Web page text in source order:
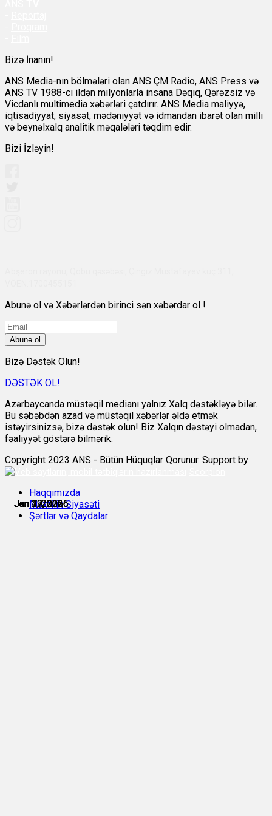
Jan 1, 2026
Jan 4, 2026
Jan 7, 2026
Jan 17, 2026
Jan 19, 2026
Jan 23, 2026
Bizə İnanın!
ANS Media-nın bölmələri olan ANS ÇM Radio, ANS Press və
ANS TV 1988-ci ildən milyonlarla insana Dəqiq, Qərəzsiz və
Vicdanlı multimedia xəbərləri çatdırır. ANS Media maliyyə,
iqtisadiyyat, siyasət, mədəniyyət və idmandan ibarət olan milli
və beynəlxalq analitik məqalələri təqdim edir.
Bizi İzləyin!
Abunə ol və Xəbərlərdən birinci sən xəbərdar ol !
Abunə ol
Bizə Dəstək Olun!
DƏSTƏK OL!
Azərbaycanda müstəqil medianı yalnız Xalq dəstəkləyə bilər.
Bu səbəbdən azad və müstəqil xəbərlər əldə etmək
istəyirsinizsə, bizə dəstək olun! Biz Xalqın dəstəyi olmadan,
fəaliyyət göstərə bilmərik.
Copyright 2023 ANS - Bütün Hüquqlar Qorunur. Support by
Haqqımızda
Məxfilik Siyasəti
Şərtlər və Qaydalar